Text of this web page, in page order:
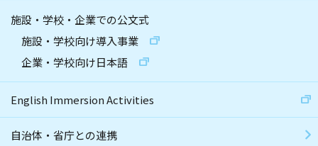
施設・学校・企業での公文式
施設・学校向け導入事業
企業・学校向け日本語
English Immersion Activities
自治体・省庁との連携